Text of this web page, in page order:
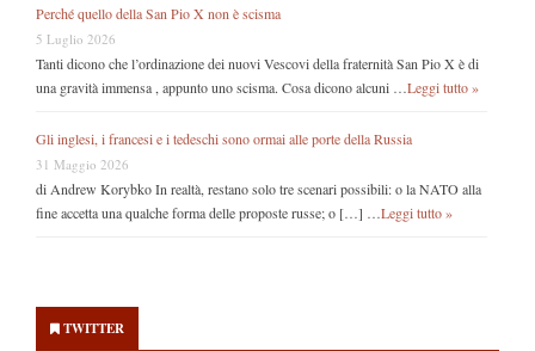
Perché quello della San Pio X non è scisma
5 Luglio 2026
Tanti dicono che l’ordinazione dei nuovi Vescovi della fraternità San Pio X è di
una gravità immensa , appunto uno scisma. Cosa dicono alcuni … Leggi tutto »
Gli inglesi, i francesi e i tedeschi sono ormai alle porte della Russia
31 Maggio 2026
di Andrew Korybko In realtà, restano solo tre scenari possibili: o la NATO alla
fine accetta una qualche forma delle proposte russe; o […] … Leggi tutto »
Sidebar
TWITTER